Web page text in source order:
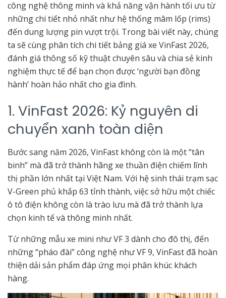
công nghệ thông minh và khả năng vận hành tối ưu từ
những chi tiết nhỏ nhất như hệ thống mâm lốp (rims)
đến dung lượng pin vượt trội. Trong bài viết này, chúng
ta sẽ cùng phân tích chi tiết bảng giá xe VinFast 2026,
đánh giá thông số kỹ thuật chuyên sâu và chia sẻ kinh
nghiệm thực tế để bạn chọn được ‘người bạn đồng
hành’ hoàn hảo nhất cho gia đình.
1. VinFast 2026: Kỷ nguyên di
chuyển xanh toàn diện
Bước sang năm 2026, VinFast không còn là một “tân
binh” mà đã trở thành hãng xe thuần điện chiếm lĩnh
thị phần lớn nhất tại Việt Nam. Với hệ sinh thái trạm sạc
V-Green phủ khắp 63 tỉnh thành, việc sở hữu một chiếc
ô tô điện không còn là trào lưu mà đã trở thành lựa
chọn kinh tế và thông minh nhất.
Từ những mẫu xe mini như VF 3 dành cho đô thị, đến
những “pháo đài” công nghệ như VF 9, VinFast đã hoàn
thiện dải sản phẩm đáp ứng mọi phân khúc khách
hàng.